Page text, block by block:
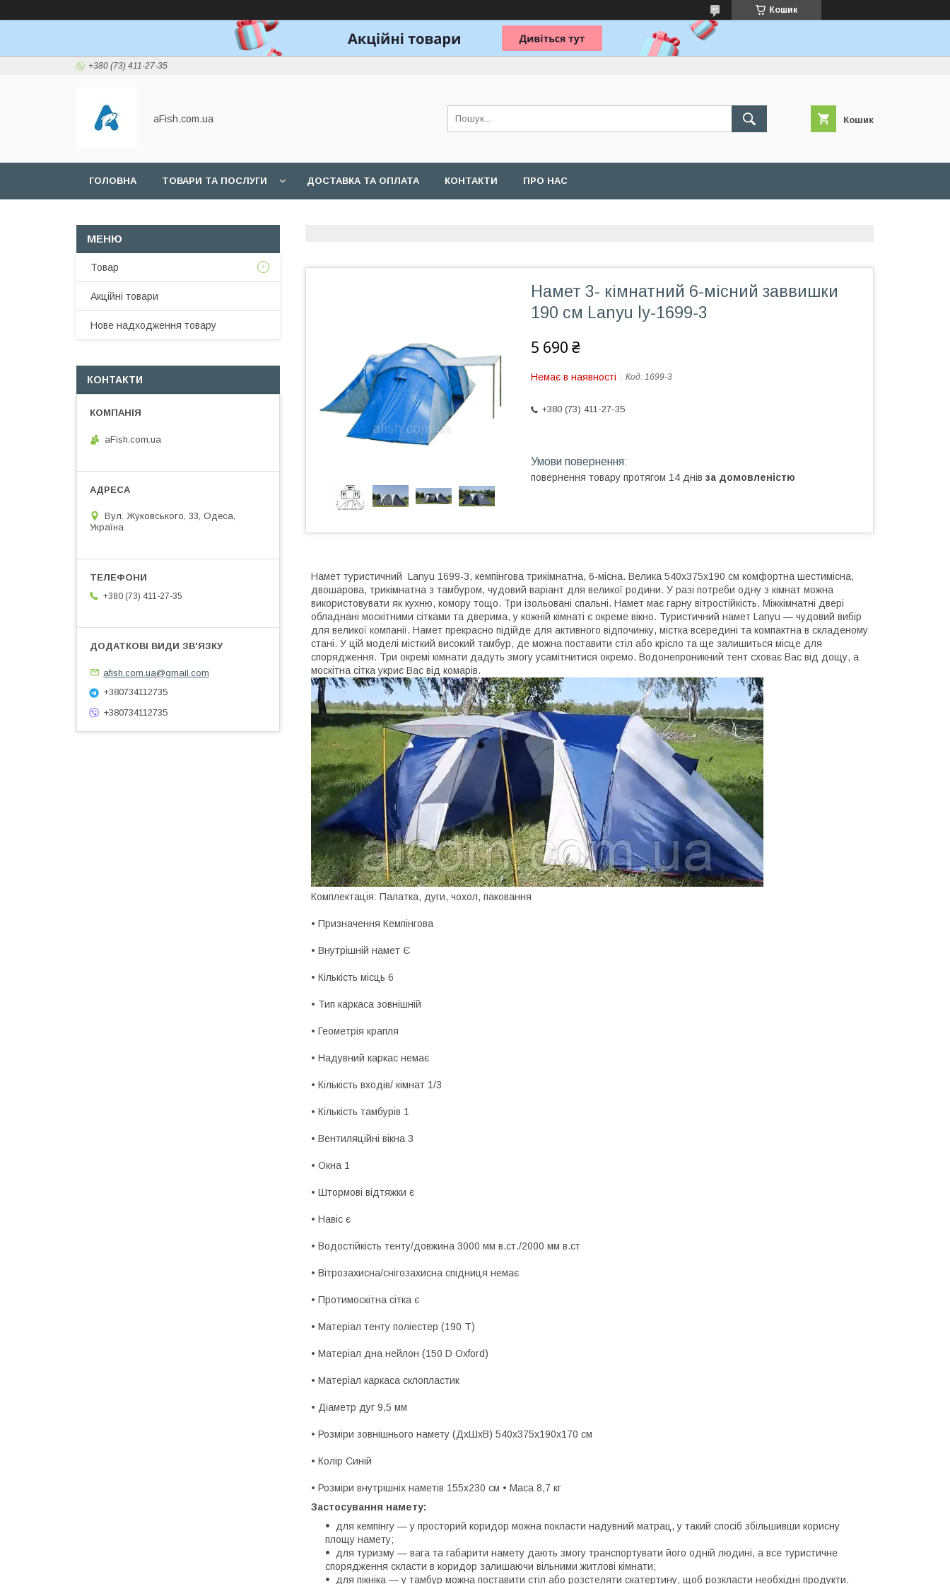
Кошик
+380 (73) 411-27-35
aFish.com.ua Кошик
ГОЛОВНА ТОВАРИ ТА ПОСЛУГИ ДОСТАВКА ТА ОПЛАТА КОНТАКТИ ПРО НАС
Намет 3- кімнатний 6-місний заввишки
190 см Lanyu ly-1699-3
5 690 ₴
Немає в наявності Код: 1699-3
+380 (73) 411-27-35
повернення товару протягом 14 днів за домовленістю
Намет туристичний Lanyu 1699-3, кемпінгова трикімнатна, 6-місна. Велика 540х375х190 см комфортна шестимісна,
двошарова, трикімнатна з тамбуром, чудовий варіант для великої родини. У разі потреби одну з кімнат можна
використовувати як кухню, комору тощо. Три ізольовані спальні. Намет має гарну вітростійкість. Міжкімнатні двері
обладнані москітними сітками та дверима, у кожній кімнаті є окреме вікно. Туристичний намет Lanyu — чудовий вибір
для великої компанії. Намет прекрасно підійде для активного відпочинку, містка всередині та компактна в складеному
стані. У цій моделі місткий високий тамбур, де можна поставити стіл або крісло та ще залишиться місце для
спорядження. Три окремі кімнати дадуть змогу усамітнитися окремо. Водонепроникний тент сховає Вас від дощу, а
москітна сітка укриє Вас від комарів.
Комплектація: Палатка, дуги, чохол, паковання
• Призначення Кемпінгова
• Внутрішній намет Є
• Кількість місць 6
• Тип каркаса зовнішній
• Геометрія крапля
• Надувний каркас немає
• Кількість входів/ кімнат 1/3
• Кількість тамбурів 1
• Вентиляційні вікна 3
• Окна 1
• Штормові відтяжки є
• Навіс є
• Водостійкість тенту/довжина 3000 мм в.ст./2000 мм в.ст
• Вітрозахисна/снігозахисна спідниця немає
• Протимоскітна сітка є
• Матеріал тенту поліестер (190 T)
• Матеріал дна нейлон (150 D Oxford)
• Матеріал каркаса склопластик
• Діаметр дуг 9,5 мм
• Розміри зовнішнього намету (ДхШхВ) 540х375х190x170 см
• Колір Синій
• Розміри внутрішніх наметів 155х230 см • Маса 8,7 кг
Застосування намету:
для кемпінгу — у просторий коридор можна покласти надувний матрац, у такий спосіб збільшивши корисну
площу намету;
для туризму — вага та габарити намету дають змогу транспортувати його одній людині, а все туристичне
спорядження скласти в коридор залишаючи вільними житлові кімнати;
для пікніка — у тамбур можна поставити стіл або розстеляти скатертину, щоб розкласти необхідні продукти.
Товар
Акційні товари
Нове надходження товару
КОНТАКТИ
aFish.com.ua
Вул. Жуковського, 33, Одеса,
Україна
+380 (73) 411-27-35
afish.com.ua@gmail.com
+380734112735
+380734112735